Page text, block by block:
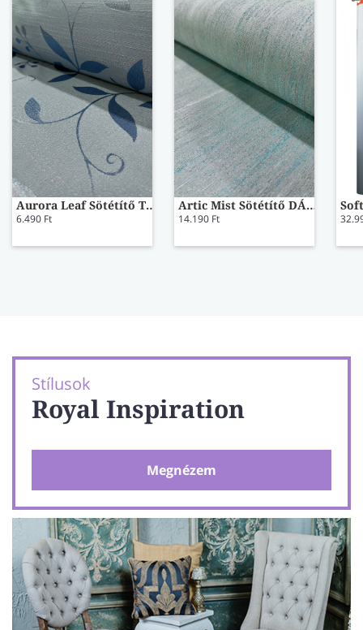
Aurora Leaf Sötétítő TILO-54
6.490 Ft
Artic Mist Sötétítő DÁNIEL
14.190 Ft
Stílusok
Royal Inspiration
Megnézem